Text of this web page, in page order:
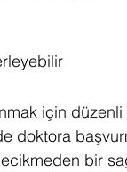
için düzenli
doktora
bir